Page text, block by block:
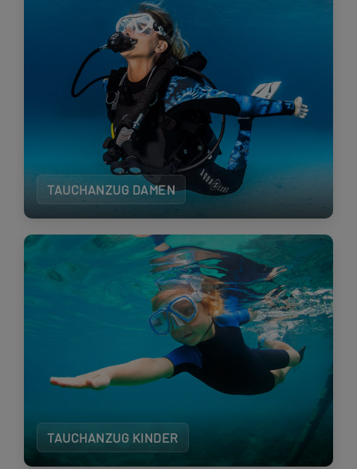
TAUCHANZUG DAMEN
TAUCHANZUG KINDER